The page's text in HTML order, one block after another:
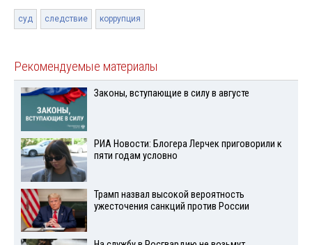
суд следствие коррупция
Рекомендуемые материалы
Законы, вступающие в силу в августе
РИА Новости: Блогера Лерчек приговорили к
пяти годам условно
Трамп назвал высокой вероятность
ужесточения санкций против России